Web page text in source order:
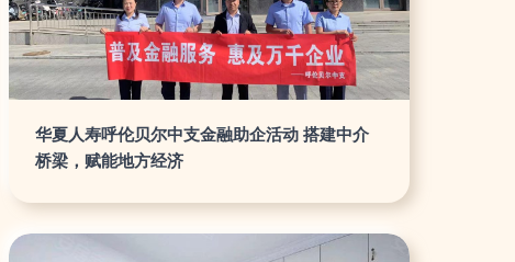
华夏人寿呼伦贝尔中支金融助企活动 搭建中介
桥梁，赋能地方经济